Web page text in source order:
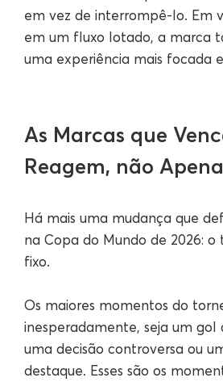
em vez de interrompê-lo. Em
em um fluxo lotado, a marca
uma experiência mais focada
As Marcas que
Reagem, não
Há mais uma mudança que
na Copa do Mundo de 2026: o
fixo.
Os maiores momentos do
inesperadamente, seja um gol
uma decisão controversa ou
destaque. Esses são os